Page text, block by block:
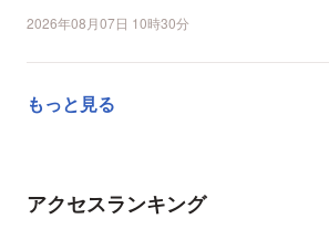
2026年08月07日 10時30分
もっと見る
アクセスランキング